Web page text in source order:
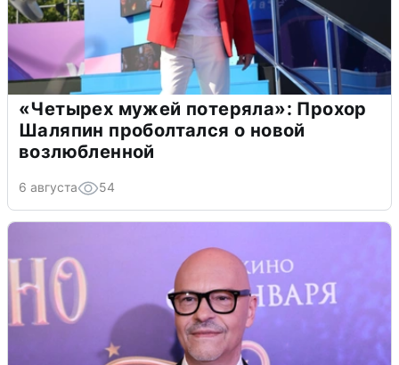
«Четырех мужей потеряла»: Прохор
Шаляпин проболтался о новой
возлюбленной
6 августа 54